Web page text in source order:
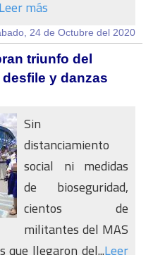
Leer más
24 de Octubre del 2020
triunfo del
y danzas
Sin
distanciamiento
social ni medidas
de bioseguridad,
cientos de
militantes del MAS